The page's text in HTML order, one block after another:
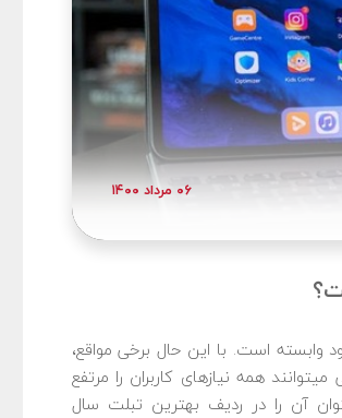
۰۶ مرداد ۱۴۰۰
وابسته است. با این حال برخی مواقع،
دستگاه‎هایی در بازار تولید می‎شوند که هیچ نقطه ضعفی نداشته و به راحتی می‎توانند همه نیازهای کاربران را مرتفع
که شاید بتوان آن را در ردیف بهترین تبلت سال